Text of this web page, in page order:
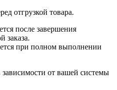
отгрузкой товара.
после завершения
заказа.
при полном выполнении
от вашей системы